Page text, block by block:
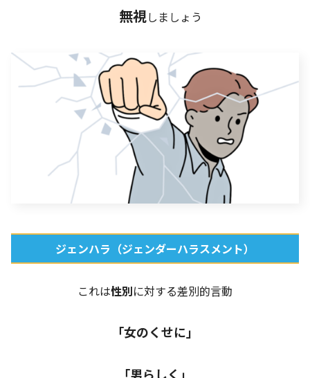
無視しましょう
ジェンハラ（ジェンダーハラスメント）
これは性別に対する差別的言動
「女のくせに」
「男らしく」